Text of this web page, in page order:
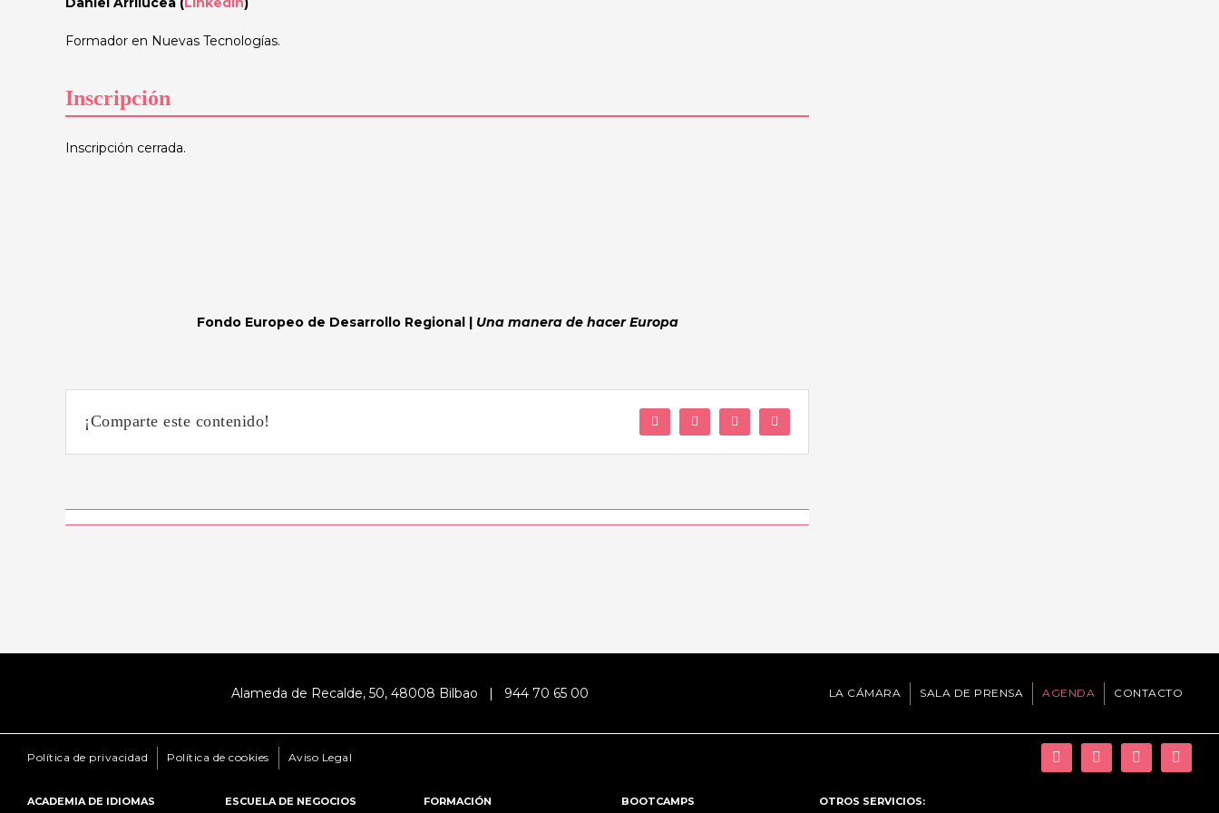
Formador en Nuevas Tecnologías.
Inscripción
Inscripción cerrada.
Fondo Europeo de Desarrollo Regional | Una manera de hacer Europa
¡Comparte este contenido! Facebook Twitter LinkedIn
Navegación
Alameda de Recalde, 50, 48008 Bilbao | 944 70 65 00 LA CÁMARA SALA DE PRENSA AGENDA CONTACTO
Política de privacidad Política de cookies Aviso Legal
ACADEMIA DE IDIOMAS ESCUELA DE NEGOCIOS FORMACIÓN BOOTCAMPS OTROS SERVICIOS: